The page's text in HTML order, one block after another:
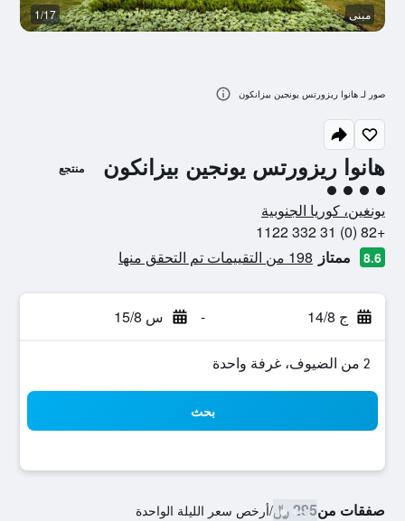
هانوا ريزورتس يونجين بيزانكون منتجع
تقييم فئة 4
يونغين، كوريا الجنوبية
+82 (0) 31 332 1122
8.6 ممتاز 198 من التقييمات تم التحقق منها
ج 14/8 - س 15/8
2 من الضيوف، غرفة واحدة
بحث
صفقات من295 ﷼ /أرخص سعر الليلة الواحدة
مبنى 1/17
صور لـ هانوا ريزورتس يونجين بيزانكون